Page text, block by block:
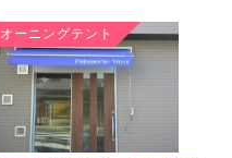
オーニングテント